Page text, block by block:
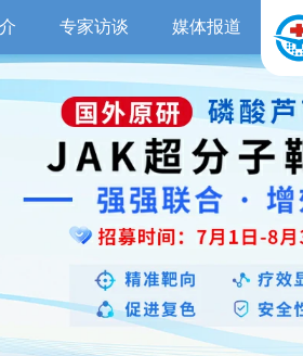
专家访谈 媒体报道